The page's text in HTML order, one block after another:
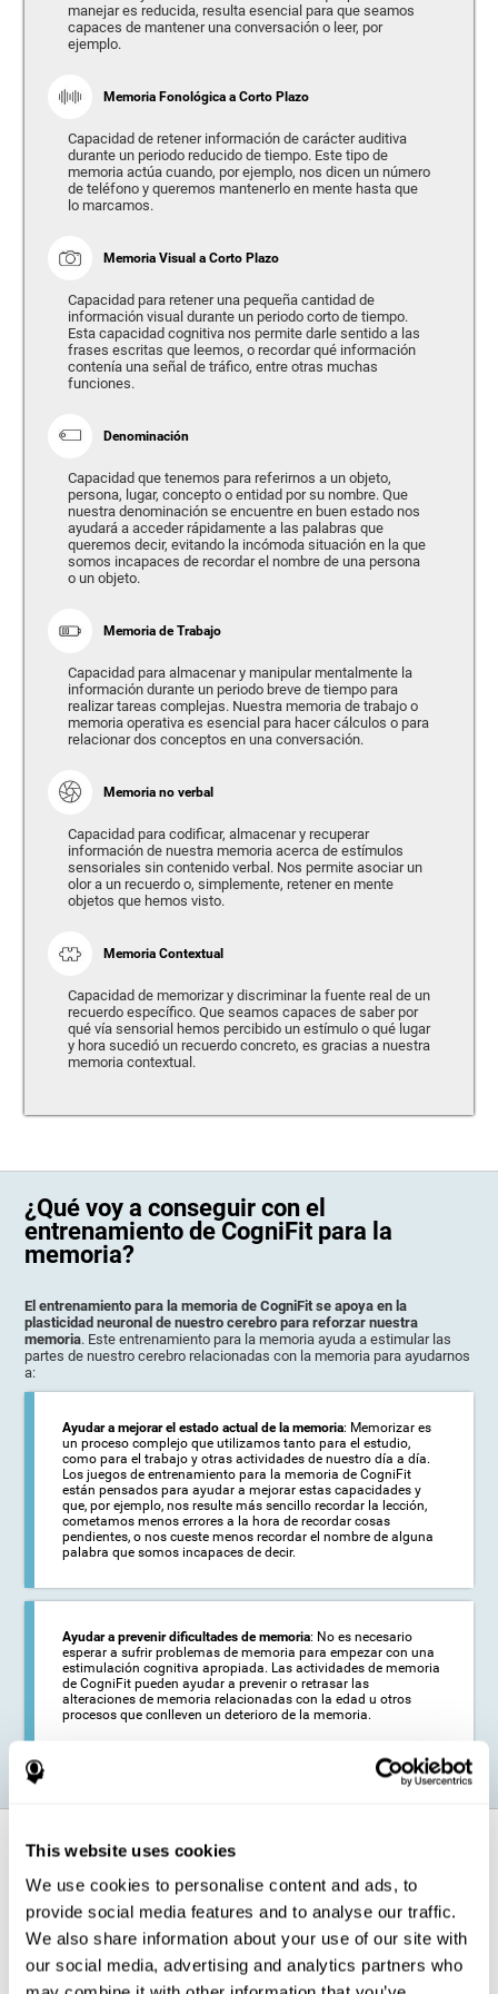
This website uses cookies
We use cookies to personalise content and ads, to
provide social media features and to analyse our traffic.
We also share information about your use of our site with
our social media, advertising and analytics partners who
manejar es reducida, resulta esencial para que seamos
capaces de mantener una conversación o leer, por
ejemplo.
Memoria Fonológica a Corto Plazo
Capacidad de retener información de carácter auditiva
durante un periodo reducido de tiempo. Este tipo de
memoria actúa cuando, por ejemplo, nos dicen un número
de teléfono y queremos mantenerlo en mente hasta que
lo marcamos.
Memoria Visual a Corto Plazo
Capacidad para retener una pequeña cantidad de
información visual durante un periodo corto de tiempo.
Esta capacidad cognitiva nos permite darle sentido a las
frases escritas que leemos, o recordar qué información
contenía una señal de tráfico, entre otras muchas
funciones.
Denominación
Capacidad que tenemos para referirnos a un objeto,
persona, lugar, concepto o entidad por su nombre. Que
nuestra denominación se encuentre en buen estado nos
ayudará a acceder rápidamente a las palabras que
queremos decir, evitando la incómoda situación en la que
somos incapaces de recordar el nombre de una persona
o un objeto.
Memoria de Trabajo
Capacidad para almacenar y manipular mentalmente la
información durante un periodo breve de tiempo para
realizar tareas complejas. Nuestra memoria de trabajo o
memoria operativa es esencial para hacer cálculos o para
relacionar dos conceptos en una conversación.
Memoria no verbal
Capacidad para codificar, almacenar y recuperar
información de nuestra memoria acerca de estímulos
sensoriales sin contenido verbal. Nos permite asociar un
olor a un recuerdo o, simplemente, retener en mente
objetos que hemos visto.
Memoria Contextual
Capacidad de memorizar y discriminar la fuente real de un
recuerdo específico. Que seamos capaces de saber por
qué vía sensorial hemos percibido un estímulo o qué lugar
y hora sucedió un recuerdo concreto, es gracias a nuestra
memoria contextual.
¿Qué voy a conseguir con el
entrenamiento de CogniFit para la
memoria?
El entrenamiento para la memoria de CogniFit se apoya en la
plasticidad neuronal de nuestro cerebro para reforzar nuestra
memoria. Este entrenamiento para la memoria ayuda a estimular las
partes de nuestro cerebro relacionadas con la memoria para ayudarnos
a:
Ayudar a mejorar el estado actual de la memoria: Memorizar es
un proceso complejo que utilizamos tanto para el estudio,
como para el trabajo y otras actividades de nuestro día a día.
Los juegos de entrenamiento para la memoria de CogniFit
están pensados para ayudar a mejorar estas capacidades y
que, por ejemplo, nos resulte más sencillo recordar la lección,
cometamos menos errores a la hora de recordar cosas
pendientes, o nos cueste menos recordar el nombre de alguna
palabra que somos incapaces de decir.
Ayudar a prevenir dificultades de memoria: No es necesario
esperar a sufrir problemas de memoria para empezar con una
estimulación cognitiva apropiada. Las actividades de memoria
de CogniFit pueden ayudar a prevenir o retrasar las
alteraciones de memoria relacionadas con la edad u otros
procesos que conlleven un deterioro de la memoria.
¿Cómo fortalece la función cognitiva?
Los juegos para entrenar la memoria para adultos y niños de CogniFit
permiten, mediante la plasticidad cerebral, activar y fortalecer la
capacidad del cerebro para almacenar y recordar información.
Al entrenar el cerebro con estos juegos de memoria para adultos y
niños líderes en el campo de la intervención cognitiva, se estimulan